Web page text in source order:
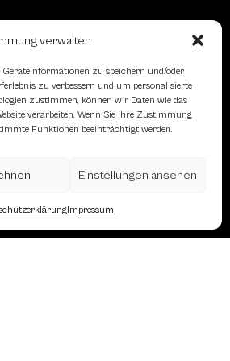
verwalten
Geräteinformationen zu speichern und/oder
zu verbessern und um personalisierte
zustimmen, können wir Daten wie das
verarbeiten. Wenn Sie Ihre Zustimmung
Funktionen beeinträchtigt werden.
Einstellungen ansehen
Impressum